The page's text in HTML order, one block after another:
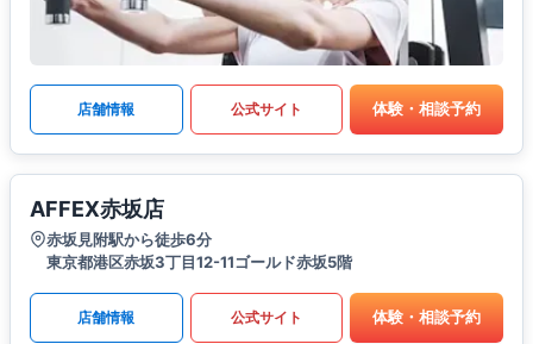
店舗情報 公式サイト 体験・相談予約
AFFEX赤坂店
赤坂見附駅から徒歩6分
東京都港区赤坂3丁目12-11ゴールド赤坂5階
店舗情報 公式サイト 体験・相談予約